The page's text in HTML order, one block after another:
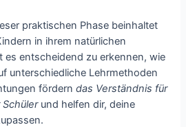
praktischen Phase beinhaltet
in ihrem natürlichen
es entscheidend zu erkennen, wie
unterschiedliche Lehrmethoden
förderndas Verständnis für
und helfen dir, deine